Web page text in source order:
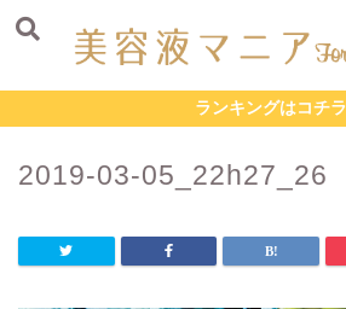
ランキングはコチラ
2019-03-05_22h27_26